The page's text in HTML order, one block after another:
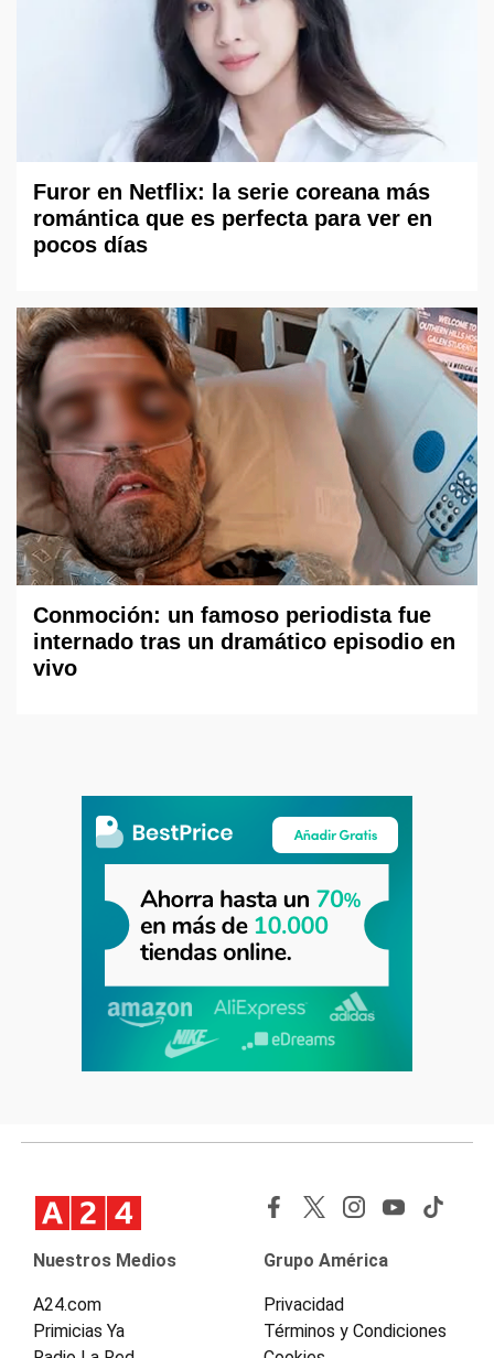
Furor en Netflix: la serie coreana más
romántica que es perfecta para ver en
pocos días
Conmoción: un famoso periodista fue
internado tras un dramático episodio en
vivo
Nuestros Medios
A24.com
Primicias Ya
Grupo América
Privacidad
Términos y Condiciones